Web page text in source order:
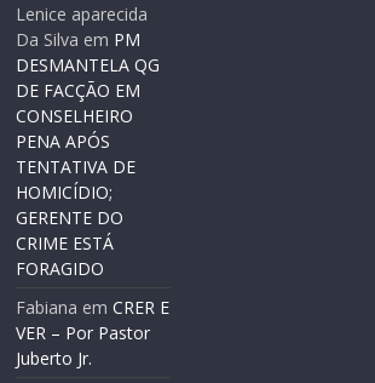
Lenice aparecida
Da Silva em PM
DESMANTELA QG
DE FACÇÃO EM
CONSELHEIRO
PENA APÓS
TENTATIVA DE
HOMICÍDIO;
GERENTE DO
CRIME ESTÁ
FORAGIDO
Fabiana emCRER E
VER – Por Pastor
Juberto Jr.